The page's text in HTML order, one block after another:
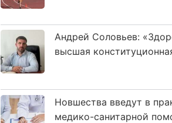
Андрей Соловьев:
высшая
Новшества введут в
медико-санитарной